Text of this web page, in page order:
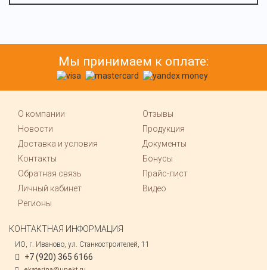
Мы принимаем к оплате:
О компании
Отзывы
Новости
Продукция
Доставка и условия
Документы
Контакты
Бонусы
Обратная связь
Прайс-лист
Личный кабинет
Видео
Регионы
КОНТАКТНАЯ ИНФОРМАЦИЯ
ИО, г. Иваново, ул. Станкостроителей, 11
+7 (920) 365 6166